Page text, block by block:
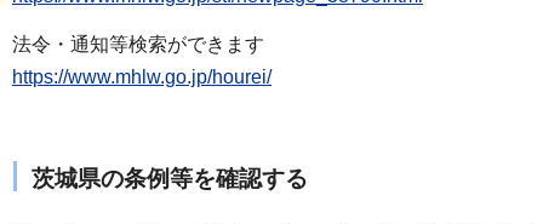
法令・通知等検索ができます
https://www.mhlw.go.jp/hourei/
茨城県の条例等を確認する